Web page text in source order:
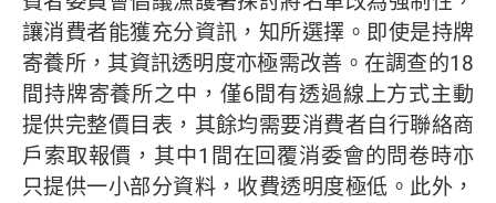
讓消費者能獲充分資訊，知所選擇。即使是持牌
寄養所，其資訊透明度亦極需改善。在調查的18
間持牌寄養所之中，僅6間有透過線上方式主動
提供完整價目表，其餘均需要消費者自行聯絡商
戶索取報價，其中1間在回覆消委會的問卷時亦
只提供一小部分資料，收費透明度極低。此外，